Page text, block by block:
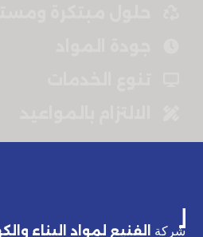
ل
شركة الفنيع لمواد البناء